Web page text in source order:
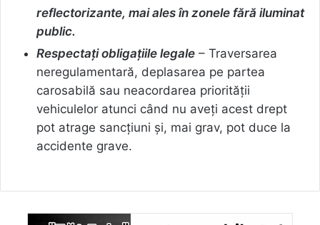
reflectorizante, mai ales în zonele fără iluminat
public.
Respectați obligațiile legale – Traversarea
neregulamentară, deplasarea pe partea
carosabilă sau neacordarea priorității
vehiculelor atunci când nu aveți acest drept
pot atrage sancțiuni și, mai grav, pot duce la
accidente grave.